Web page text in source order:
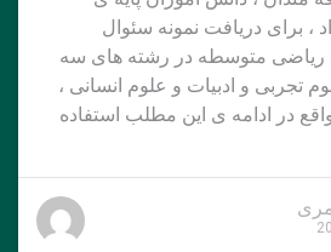
، برای دریافت نمونه سئوال
متوسطه در رشته های سه
تجربی و ادبیات و علوم انسانی ،
در ادامه ی این مطلب استفاده